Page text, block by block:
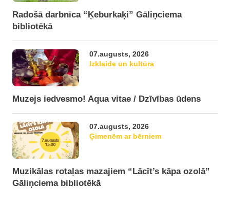
Radošā darbnīca “Ķeburkaķi” Gāliņciema
bibliotēkā
07.augusts, 2026
Izklaide un kultūra
Muzejs iedvesmo! Aqua vitae / Dzīvības ūdens
07.augusts, 2026
Ģimenēm ar bērniem
Muzikālas rotaļas mazajiem “Lācīt’s kāpa ozolā”
Gāliņciema bibliotēkā